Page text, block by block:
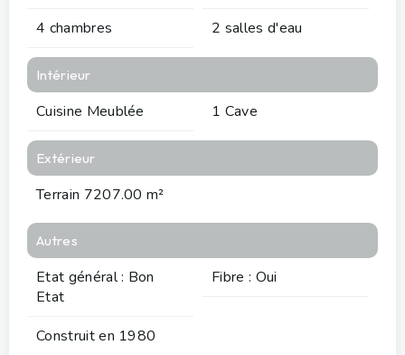
4 chambres
2 salles d'eau
Intérieur
Cuisine Meublée 1 Cave
Extérieur
Terrain 7207.00 m²
Autres
Etat général : Bon
Etat
Fibre : Oui
Construit en 1980